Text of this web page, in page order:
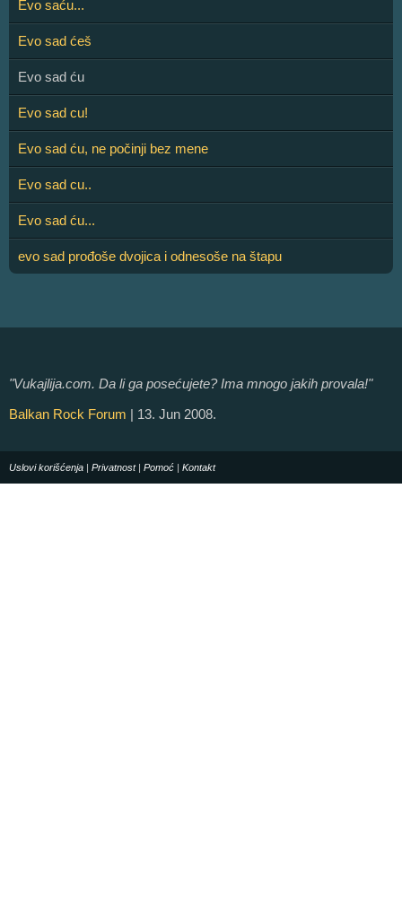
Evo saću...
Evo sad ćeš
Evo sad ću
Evo sad cu!
Evo sad ću, ne počinji bez mene
Evo sad cu..
Evo sad ću...
evo sad prođoše dvojica i odnesoše na štapu
"Vukajlija.com. Da li ga posećujete? Ima mnogo jakih provala!"
Balkan Rock Forum | 13. Jun 2008.
Uslovi korišćenja | Privatnost| Pomoć | Kontakt